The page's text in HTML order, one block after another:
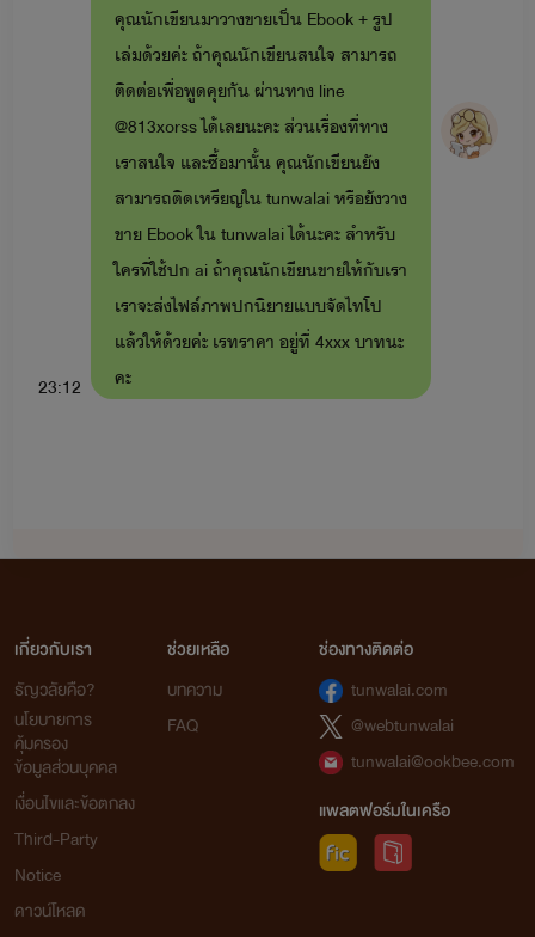
ขอให้สนุกและเพลิดเพลินไปกับนิยายของไรท์นะคะ ขอบคุณที่
ติดตามและสนับสนุนค่ะ
🖤🖤🖤🖤🖤🖤🖤🖤🖤🖤
23:12
คุณนักเขียนมาวางขายเป็น Ebook + รูป
เล่มด้วยค่ะ ถ้าคุณนักเขียนสนใจ สามารถ
ติดต่อเพื่อพูดคุยกัน ผ่านทาง line
@813xorss ได้เลยนะคะ ส่วนเรื่องที่ทาง
เราสนใจ และซื้อมานั้น คุณนักเขียนยัง
สามารถติดเหรียญใน tunwalai หรือยังวาง
ขาย Ebook ใน tunwalai ได้นะคะ สำหรับ
ใครที่ใช้ปก ai ถ้าคุณนักเขียนขายให้กับเรา
เราจะส่งไฟล์ภาพปกนิยายแบบจัดไทโป
แล้วให้ด้วยค่ะ เรทราคา อยู่ที่ 4xxx บาทนะ
คะ
เกี่ยวกับเรา
ธัญวลัยคือ?
นโยบายการ
คุ้มครอง
ข้อมูลส่วนบุคคล
เงื่อนไขและข้อตกลง
Third-Party
Notice
ดาวน์โหลด
ช่วยเหลือ
บทความ
FAQ
ช่องทางติดต่อ
tunwalai.com
@webtunwalai
tunwalai@ookbee.com
แพลตฟอร์มในเครือ